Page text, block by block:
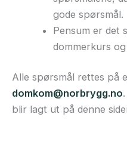
gode spørsmål.
Pensum er det
dommerkurs
Alle spørsmål rettes på
domkom@norbrygg.no
blir lagt ut på denne